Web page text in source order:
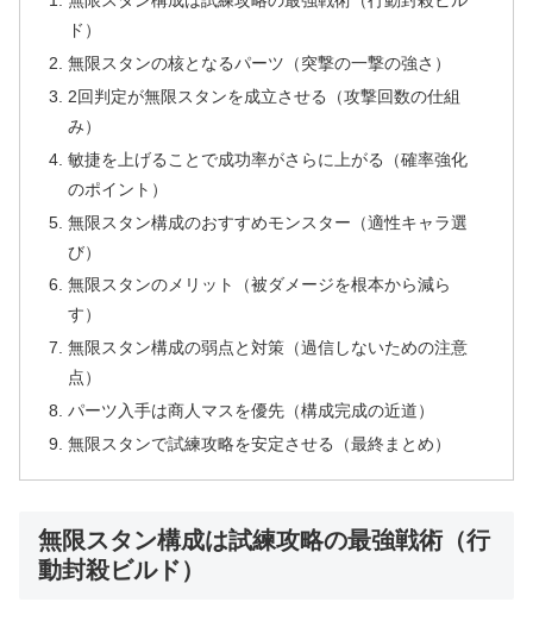
ド）
無限スタンの核となるパーツ（突撃の一撃の強さ）
2回判定が無限スタンを成立させる（攻撃回数の仕組
み）
敏捷を上げることで成功率がさらに上がる（確率強化
のポイント）
無限スタン構成のおすすめモンスター（適性キャラ選
び）
無限スタンのメリット（被ダメージを根本から減ら
す）
無限スタン構成の弱点と対策（過信しないための注意
点）
パーツ入手は商人マスを優先（構成完成の近道）
無限スタンで試練攻略を安定させる（最終まとめ）
無限スタン構成は試練攻略の最強戦術（行
動封殺ビルド）